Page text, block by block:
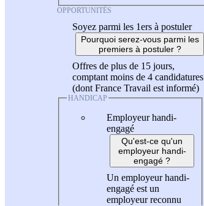
OPPORTUNITÉS
Soyez parmi les 1ers à postuler
Pourquoi serez-vous parmi les
premiers à postuler ?
Offres de plus de 15 jours,
comptant moins de 4 candidatures
(dont France Travail est informé)
HANDICAP
Employeur handi-
engagé
Qu'est-ce qu'un
employeur handi-
engagé ?
Un employeur handi-
engagé est un
employeur reconnu